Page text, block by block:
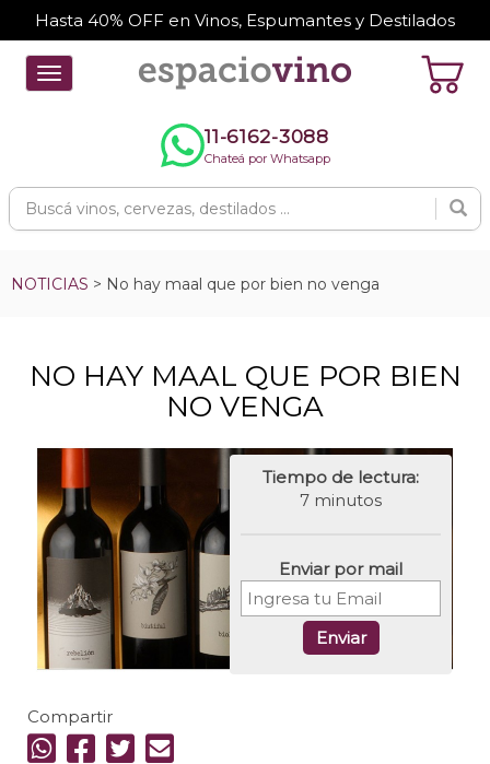
Hasta 40% OFF en Vinos, Espumantes y Destilados
Toggle
navigation
11-6162-3088
Chateá por Whatsapp
NOTICIAS > No hay maal que por bien no venga
NO HAY MAAL QUE POR BIEN
NO VENGA
Tiempo de lectura:
7 minutos
Enviar por mail
Enviar
Compartir